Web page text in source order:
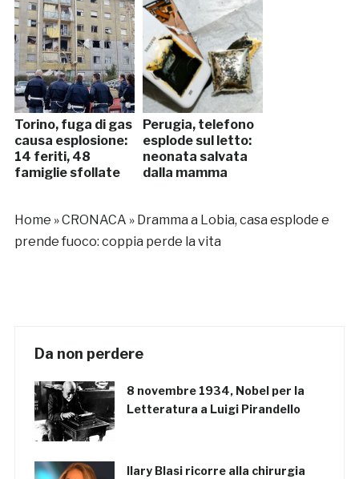
Torino, fuga di gas
causa esplosione:
14 feriti, 48
famiglie sfollate
Perugia, telefono
esplode sul letto:
neonata salvata
dalla mamma
Home »CRONACA » Dramma a Lobia, casa esplode e
prende fuoco: coppia perde la vita
Da non perdere
8 novembre 1934, Nobel per la
Letteratura a Luigi Pirandello
Ilary Blasi ricorre alla chirurgia